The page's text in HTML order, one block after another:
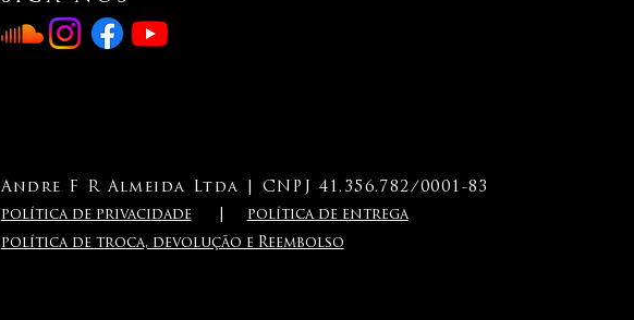
Andre F R Almeida Ltda | CNPJ 41.356.782/0001-83
política de privacidade
política de entrega
política de troca, devolução e Reembolso